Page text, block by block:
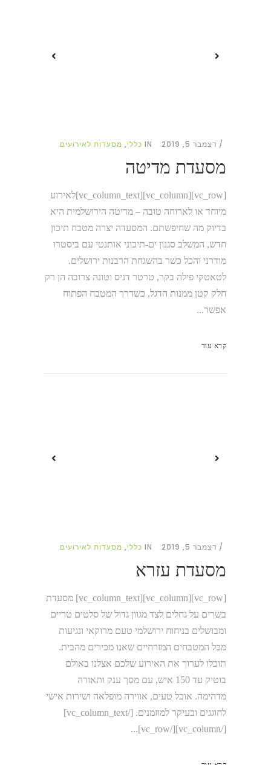
דצמבר 5, 2019 IN כללי, מסעדות לאירועים
מסעדת מדיטה
[vc_row][vc_column][vc_column_text]לאירוע
מיוחד או לארוחה טובה – מדיטה הירושלמית היא
בדיוק מה שחיפשתם. המסעדה יצרה מטבח תיכון
חדש, המשלב סגנון ים-תיכוני אותנטי עם ביסטרו
מודרני והכל כשר בהשגחת הרבנות ירושלים.
לטאטקי פילה בקר, טרטר דניס וטונה צרובה הן רק
חלק קטן ממנות הדגל, כשדרך המטבח הפתוח
אפשר...
קרא עוד
דצמבר 5, 2019 IN כללי, מסעדות לאירועים
מסעדת עזרא
[vc_row][vc_column][vc_column_text] מסעדת
בשרים על גחלים לצד מגוון גדול של סלטים טריים
ומבושלים בניחוח ירושלמי טעם מרוקאי ונגיעות
מכל המטבחים המזרחיים שאנו מכירים מהבית. ​
תוכלו לערוך את האירוע שלכם אצלנו באולם
בוטיק עד 150 איש, עם מסך ענק ותאורה
מדהימה. אוכל טעים, אווירה מופלאה ושירות אישי
לחוגגים ובעיקר למוזמנים. [/vc_column_text]
[/vc_column][/vc_row]...